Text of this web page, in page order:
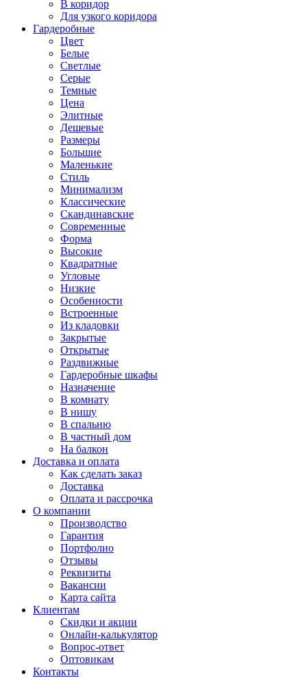
В коридор
Для узкого коридора
Гардеробные
Цвет
Белые
Светлые
Серые
Темные
Цена
Элитные
Дешевые
Размеры
Большие
Маленькие
Стиль
Минимализм
Классические
Скандинавские
Современные
Форма
Высокие
Квадратные
Угловые
Низкие
Особенности
Встроенные
Из кладовки
Закрытые
Открытые
Раздвижные
Гардеробные шкафы
Назначение
В комнату
В нишу
В спальню
В частный дом
На балкон
Доставка и оплата
Как сделать заказ
Доставка
Оплата и рассрочка
О компании
Производство
Гарантия
Портфолио
Отзывы
Реквизиты
Вакансии
Карта сайта
Клиентам
Скидки и акции
Онлайн-калькулятор
Вопрос-ответ
Оптовикам
Контакты